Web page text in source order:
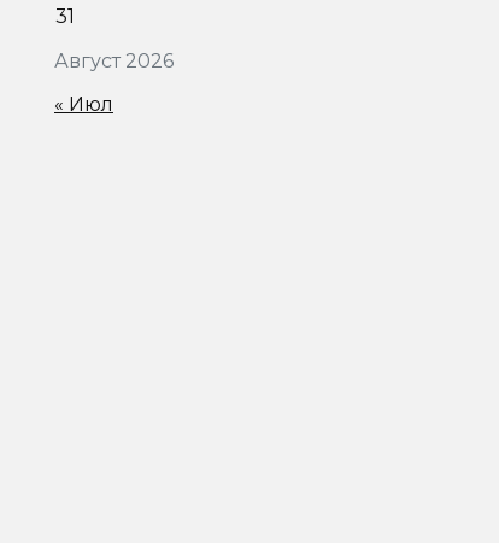
Август 2026
31
« Июл